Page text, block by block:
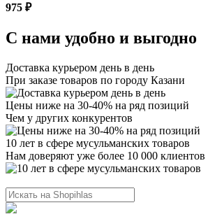
975 ₽
С нами удобно и выгодно
Доставка курьером день в день
При заказе товаров по городу Казани
Цены ниже на 30-40% на ряд позиций
Чем у других конкурентов
10 лет в сфере мусульманских товаров
Нам доверяют уже более 10 000 клиентов